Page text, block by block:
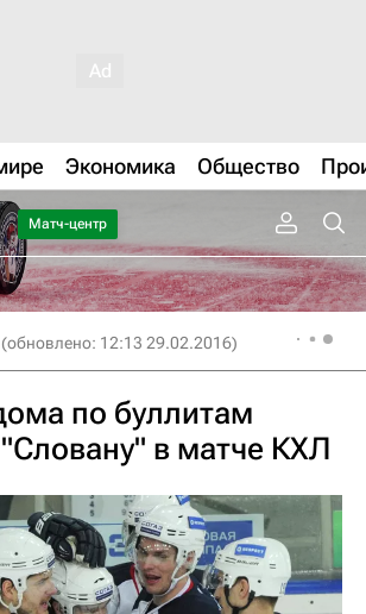
Экономика Общество
Матч-центр
(обновлено: 12:13 29.02.2016)
по буллитам
в матче КХЛ